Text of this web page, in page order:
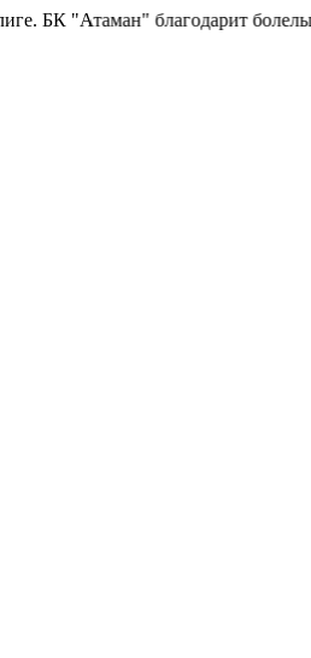
БК "Атаман" благодарит